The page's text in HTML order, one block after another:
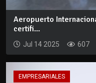
Aeropuerto
certifi...
Jul 14 2025 607
EMPRESARIALES